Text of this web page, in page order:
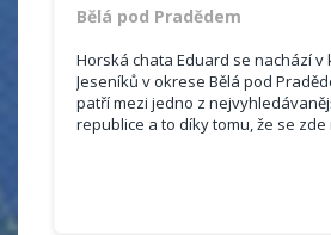
Bělá pod Pradědem
Horská chata Eduard se nachází
Jeseníků v okrese Bělá pod
patří mezi jedno z
republice a to díky tomu, že se zde
Ubytování je vhodné jak pro
ve dvou, tak pro rodinnou